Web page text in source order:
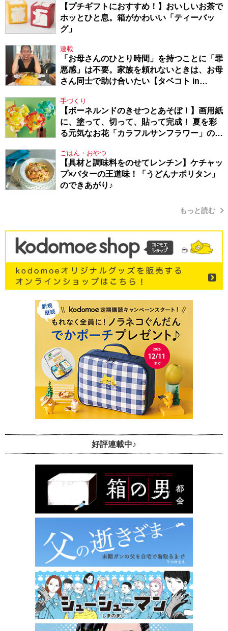
【プチギフトにおすすめ！】おいしいお茶で
ホッとひと息。箱がかわいい「ティーバッ
グ」
連載
「お母さんのひとり時間」を持つことに「罪
悪感」は不要。家族を頼れないときは、お母
さん同士で助け合いたい【タベコト in
手づくり
【ボーネルンドのきせつとあそぼ！】画用紙
に、塗って、切って、貼って完成！ 夏を彩
る元気なお花「カラフルサンフラワー」の作
ごはん・おやつ
【具材と調味料をのせてレンチン】ケチャッ
プ×バターの王道味！「うどんナポリタン」
のできあがり♪
もっと読む
好評連載中♪